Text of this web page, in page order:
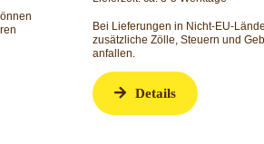
Bei Lieferungen in Nicht-EU-
anfallen.
Details